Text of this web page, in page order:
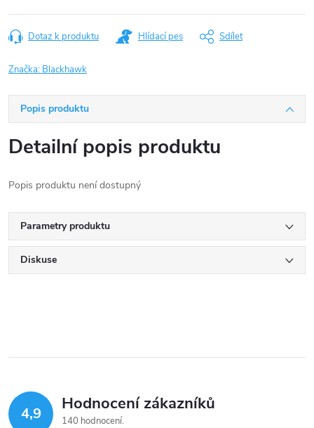
Dotaz k produktu Hlídací pes Sdílet
Značka: Blackhawk
Popis produktu
Detailní popis produktu
Popis produktu není dostupný
Parametry produktu
Diskuse
4,9 Hodnocení zákazníků
140 hodnocení